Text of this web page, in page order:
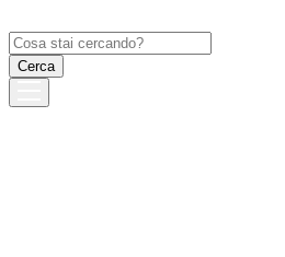
Ricerca
per: